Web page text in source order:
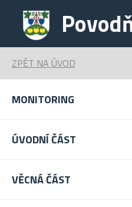
ZPĚT NA ÚVOD
MONITORING
ÚVODNÍ ČÁST
VĚCNÁ ČÁST